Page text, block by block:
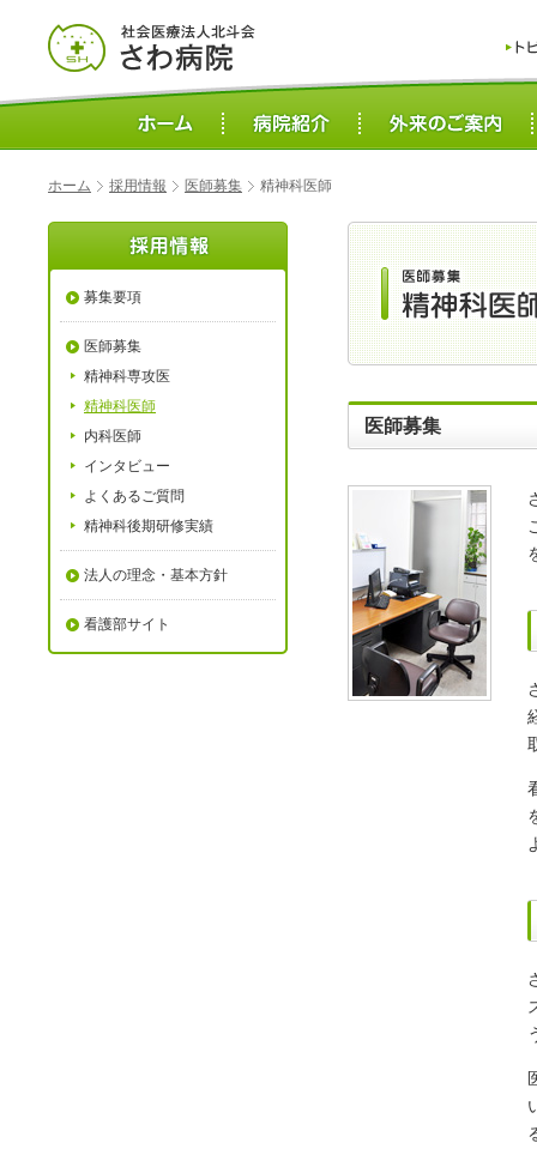
ホーム 採用情報 医師募集 精神科医師
医師募集
募集要項
医師募集
精神科専攻医
精神科医師
内科医師
インタビュー
よくあるご質問
精神科後期研修実績
法人の理念・基本方針
看護部サイト